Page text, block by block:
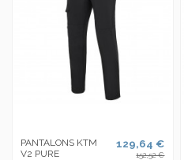
PANTALONS KTM
V2 PURE
129,64 €
152,52 €